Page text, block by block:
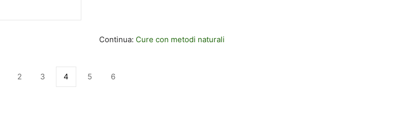
Continua: Cure con metodi naturali
2 3 4 5 6